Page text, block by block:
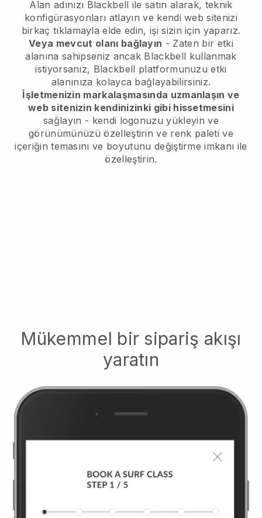
Alan adınızı Blackbell ile satın alarak, teknik
konfigürasyonları atlayın ve kendi web sitenizi
birkaç tıklamayla elde edin, işi sizin için yaparız.
Veya mevcut olanı bağlayın - Zaten bir etki
alanına sahipseniz ancak Blackbell kullanmak
istiyorsanız, Blackbell platformunuzu etki
alanınıza kolayca bağlayabilirsiniz.
İşletmenizin markalaşmasında uzmanlaşın ve
web sitenizin kendinizinki gibi hissetmesini
sağlayın - kendi logonuzu yükleyin ve
görünümünüzü özelleştirin ve renk paleti ve
içeriğin temasını ve boyutunu değiştirme imkanı ile
özelleştirin.
Mükemmel bir sipariş akışı
yaratın